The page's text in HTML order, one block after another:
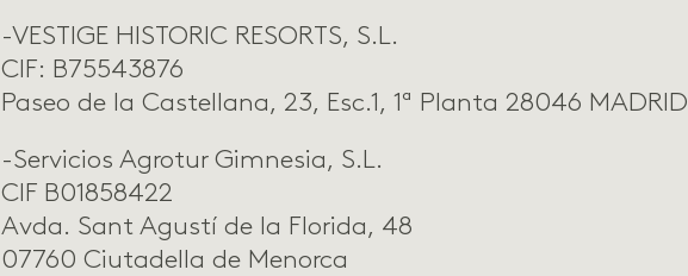
-VESTIGE HISTORIC RESORTS, S.L.
CIF: B75543876
Paseo de la Castellana, 23, Esc.1, 1ª Planta 28046 MADRID
-Servicios Agrotur Gimnesia, S.L.
CIF B01858422
Avda. Sant Agustí de la Florida, 48
07760 Ciutadella de Menorca